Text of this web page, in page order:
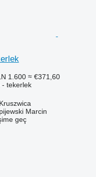
1.600 ≈ €371,60
- tekerlek
Marcin
geç